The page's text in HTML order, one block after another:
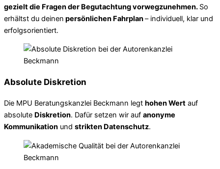
gezielt die Fragen der Begutachtung vorwegzunehmen. So
erhältst du deinen persönlichen Fahrplan– individuell, klar und
erfolgsorientiert.
Absolute Diskretion
Die MPU Beratungskanzlei Beckmann legt hohen Wert auf
absolute Diskretion. Dafür setzen wir auf anonyme
Kommunikation und strikten Datenschutz.